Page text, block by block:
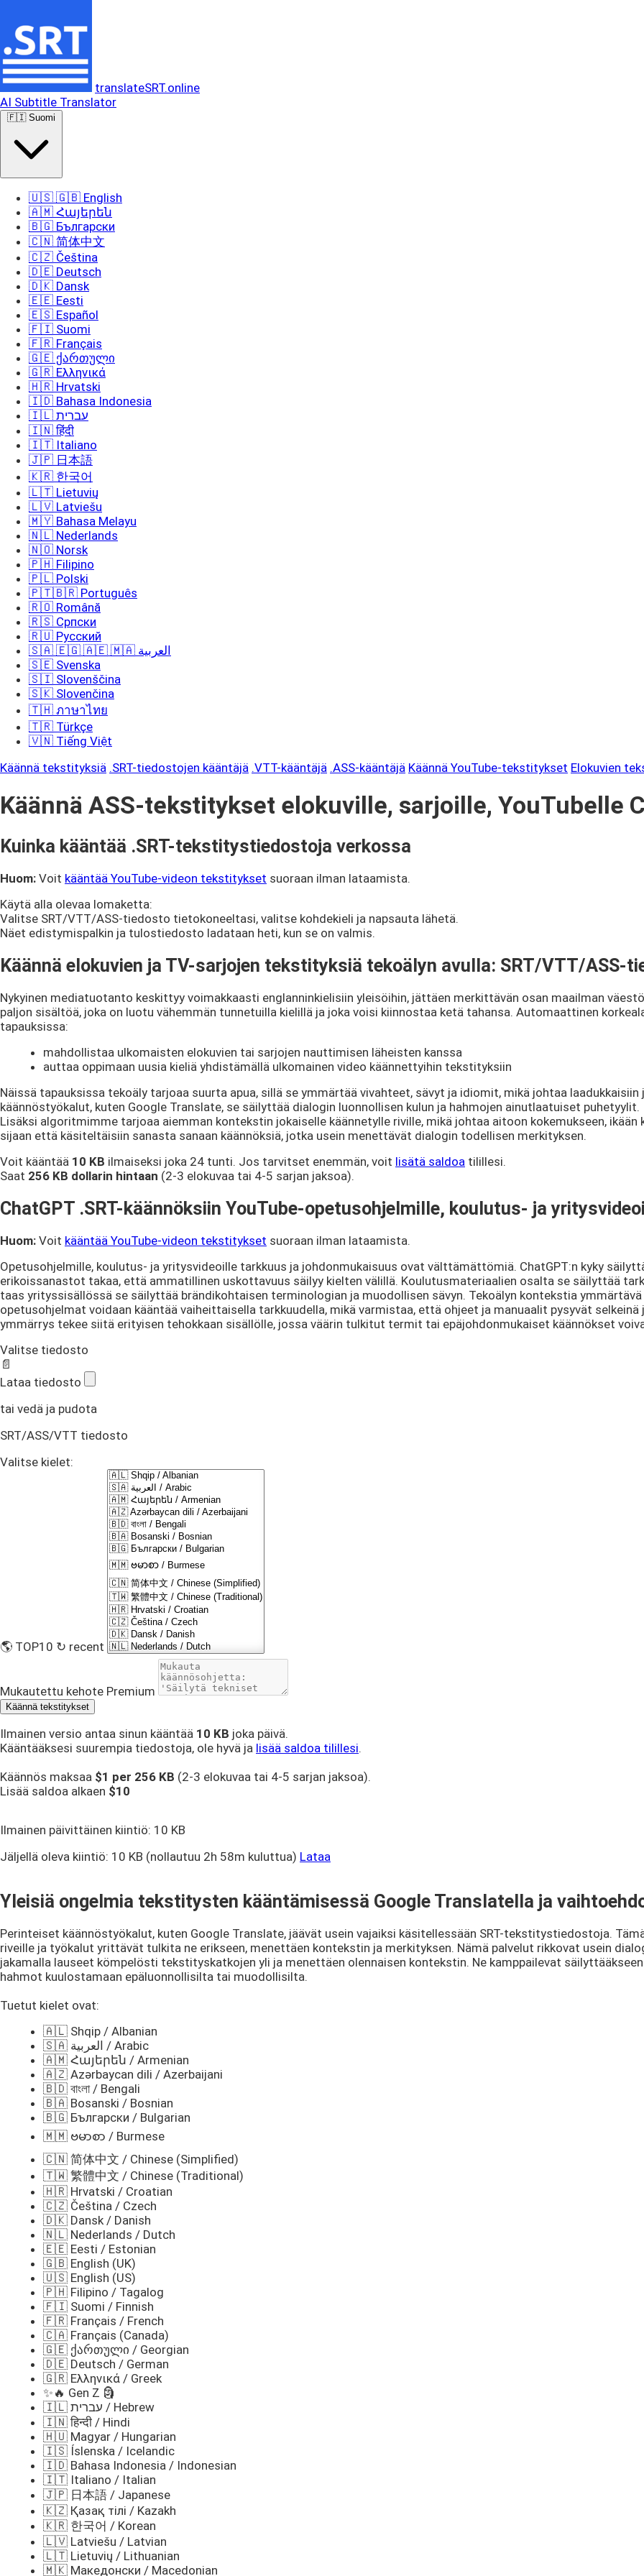
translateSRT.online
AI Subtitle Translator
🇫🇮 Suomi
🇺🇸 🇬🇧 English
🇦🇲 Հայերեն
🇧🇬 Български
🇨🇳 简体中文
🇨🇿 Čeština
🇩🇪 Deutsch
🇩🇰 Dansk
🇪🇪 Eesti
🇪🇸 Español
🇫🇮 Suomi
🇫🇷 Français
🇬🇪 ქართული
🇬🇷 Ελληνικά
🇭🇷 Hrvatski
🇮🇩 Bahasa Indonesia
🇮🇱 עברית
🇮🇳 हिंदी
🇮🇹 Italiano
🇯🇵 日本語
🇰🇷 한국어
🇱🇹 Lietuvių
🇱🇻 Latviešu
🇲🇾 Bahasa Melayu
🇳🇱 Nederlands
🇳🇴 Norsk
🇵🇭 Filipino
🇵🇱 Polski
🇵🇹🇧🇷 Português
🇷🇴 Română
🇷🇸 Српски
🇷🇺 Русский
🇸🇦 🇪🇬 🇦🇪 🇲🇦 العربية
🇸🇪 Svenska
🇸🇮 Slovenščina
🇸🇰 Slovenčina
🇹🇭 ภาษาไทย
🇹🇷 Türkçe
🇻🇳 Tiếng Việt
Käännä tekstityksiä .SRT-tiedostojen kääntäjä .VTT-kääntäjä .ASS-kääntäjä Käännä YouTube-tekstitykset Elokuvien
Käännä ASS-tekstitykset elokuville, sarjoille, YouTubelle
Kuinka kääntää .SRT-tekstitystiedostoja verkossa
Huom: Voit kääntää YouTube-videon tekstitykset suoraan ilman lataamista.
Käytä alla olevaa lomaketta:
Valitse SRT/VTT/ASS-tiedosto tietokoneeltasi, valitse kohdekieli ja napsauta lähetä.
Näet edistymispalkin ja tulostiedosto ladataan heti, kun se on valmis.
Käännä elokuvien ja TV-sarjojen tekstityksiä tekoälyn avulla: SRT/VTT/ASS-
Nykyinen mediatuotanto keskittyy voimakkaasti englanninkielisiin yleisöihin, jättäen merkittävän osan maailman
paljon sisältöä, joka on luotu vähemmän tunnetuilla kielillä ja joka voisi kiinnostaa ketä tahansa. Automaattinen
tapauksissa:
mahdollistaa ulkomaisten elokuvien tai sarjojen nauttimisen läheisten kanssa
auttaa oppimaan uusia kieliä yhdistämällä ulkomainen video käännettyihin tekstityksiin
Näissä tapauksissa tekoäly tarjoaa suurta apua, sillä se ymmärtää vivahteet, sävyt ja idiomit, mikä johtaa
käännöstyökalut, kuten Google Translate, se säilyttää dialogin luonnollisen kulun ja hahmojen ainutlaatuiset puhetyylit.
Lisäksi algoritmimme tarjoaa aiemman kontekstin jokaiselle käännetylle riville, mikä johtaa aitoon kokemukseen,
sijaan että käsiteltäisiin sanasta sanaan käännöksiä, jotka usein menettävät dialogin todellisen merkityksen.
Voit kääntää 10 KB ilmaiseksi joka 24 tunti. Jos tarvitset enemmän, voit lisätä saldoa tilillesi.
Saat 256 KB dollarin hintaan (2-3 elokuvaa tai 4-5 sarjan jaksoa).
ChatGPT .SRT-käännöksiin YouTube-opetusohjelmille, koulutus- ja
Huom: Voit kääntää YouTube-videon tekstitykset suoraan ilman lataamista.
Opetusohjelmille, koulutus- ja yritysvideoille tarkkuus ja johdonmukaisuus ovat välttämättömiä. ChatGPT:n kyky
erikoissanastot takaa, että ammatillinen uskottavuus säilyy kielten välillä. Koulutusmateriaalien osalta se säilyttää
taas yrityssisällössä se säilyttää brändikohtaisen terminologian ja muodollisen sävyn. Tekoälyn kontekstia
opetusohjelmat voidaan kääntää vaiheittaisella tarkkuudella, mikä varmistaa, että ohjeet ja manuaalit pysyvät
ymmärrys tekee siitä erityisen tehokkaan sisällölle, jossa väärin tulkitut termit tai epäjohdonmukaiset käännökset
Valitse tiedosto
📄
Lataa tiedosto
tai vedä ja pudota
SRT/ASS/VTT tiedosto
Valitse kielet:
🌎 TOP10 ↻ recent
Mukautettu kehote Premium
Käännä tekstitykset
Ilmainen versio antaa sinun kääntää 10 KB joka päivä.
Kääntääksesi suurempia tiedostoja, ole hyvä ja lisää saldoa tilillesi.
Käännös maksaa $1 per 256 KB (2-3 elokuvaa tai 4-5 sarjan jaksoa).
Lisää saldoa alkaen $10
Ilmainen päivittäinen kiintiö: 10 KB
Jäljellä oleva kiintiö: 10 KB (nollautuu 2h 58m kuluttua) Lataa
Yleisiä ongelmia tekstitysten kääntämisessä Google Translatella ja
Perinteiset käännöstyökalut, kuten Google Translate, jäävät usein vajaiksi käsitellessään SRT-tekstitystiedostoja.
riveille ja työkalut yrittävät tulkita ne erikseen, menettäen kontekstin ja merkityksen. Nämä palvelut rikkovat usein
jakamalla lauseet kömpelösti tekstityskatkojen yli ja menettäen olennaisen kontekstin. Ne kamppailevat
hahmot kuulostamaan epäluonnollisilta tai muodollisilta.
Tuetut kielet ovat:
🇦🇱 Shqip / Albanian
🇸🇦 العربية / Arabic
🇦🇲 Հայերեն / Armenian
🇦🇿 Azərbaycan dili / Azerbaijani
🇧🇩 বাংলা / Bengali
🇧🇦 Bosanski / Bosnian
🇧🇬 Български / Bulgarian
🇲🇲 ဗမာစာ / Burmese
🇨🇳 简体中文 / Chinese (Simplified)
🇹🇼 繁體中文 / Chinese (Traditional)
🇭🇷 Hrvatski / Croatian
🇨🇿 Čeština / Czech
🇩🇰 Dansk / Danish
🇳🇱 Nederlands / Dutch
🇪🇪 Eesti / Estonian
🇬🇧 English (UK)
🇺🇸 English (US)
🇵🇭 Filipino / Tagalog
🇫🇮 Suomi / Finnish
🇫🇷 Français / French
🇨🇦 Français (Canada)
🇬🇪 ქართული / Georgian
🇩🇪 Deutsch / German
🇬🇷 Ελληνικά / Greek
✨🔥 Gen Z 🗿
🇮🇱 עברית / Hebrew
🇮🇳 हिन्दी / Hindi
🇭🇺 Magyar / Hungarian
🇮🇸 Íslenska / Icelandic
🇮🇩 Bahasa Indonesia / Indonesian
🇮🇹 Italiano / Italian
🇯🇵 日本語 / Japanese
🇰🇿 Қазақ тілі / Kazakh
🇰🇷 한국어 / Korean
🇱🇻 Latviešu / Latvian
🇱🇹 Lietuvių / Lithuanian
🇲🇰 Македонски / Macedonian